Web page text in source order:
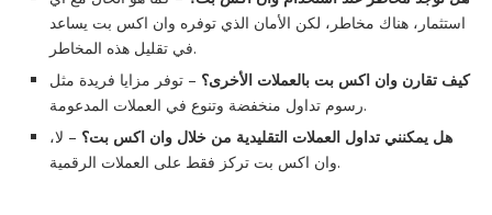
استثمار، هناك مخاطر، لكن الأمان الذي توفره وان اكس بت يساعد
في تقليل هذه المخاطر.
كيف تقارن وان اكس بت بالعملات الأخرى؟ – توفر مزايا فريدة مثل
رسوم تداول منخفضة وتنوع في العملات المدعومة.
هل يمكنني تداول العملات التقليدية من خلال وان اكس بت؟ – لا،
وان اكس بت تركز فقط على العملات الرقمية.